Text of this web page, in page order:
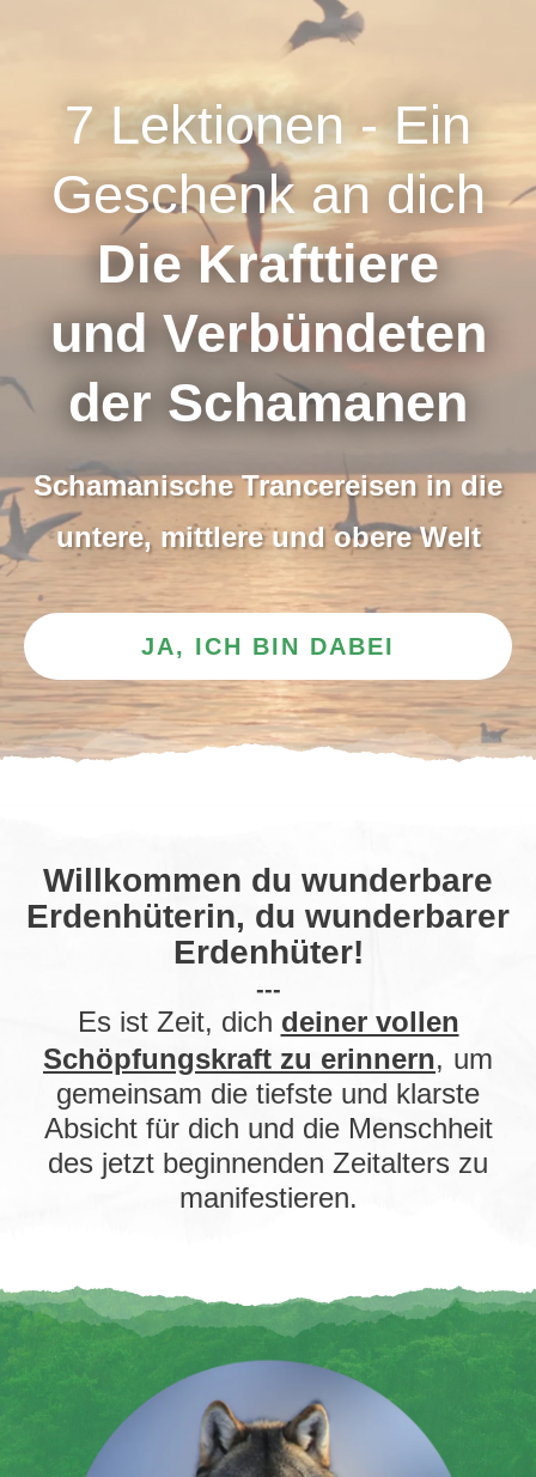
7 Lektionen - Ein
Geschenk an dich
Die Krafttiere
und Verbündeten
der Schamanen
Schamanische Trancereisen in die
untere, mittlere und obere Welt
JA, ICH BIN DABEI
Willkommen du wunderbare
Erdenhüterin, du wunderbarer
Erdenhüter!
---
Es ist Zeit, dich deiner vollen
Schöpfungskraft zu erinnern, um
gemeinsam die tiefste und klarste
Absicht für dich und die Menschheit
des jetzt beginnenden Zeitalters zu
manifestieren.